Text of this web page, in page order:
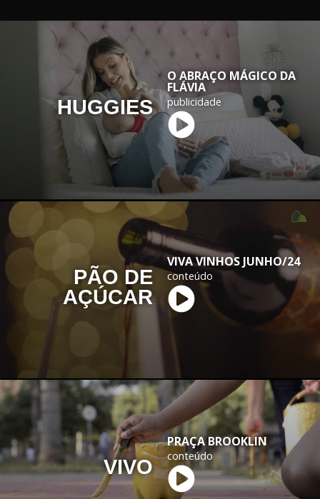
HUGGIES
O ABRAÇO MÁGICO DA
FLÁVIA
publicidade
PÃO DE
AÇÚCAR
VIVA VINHOS JUNHO/24
conteúdo
VIVO
PRAÇA BROOKLIN
conteúdo